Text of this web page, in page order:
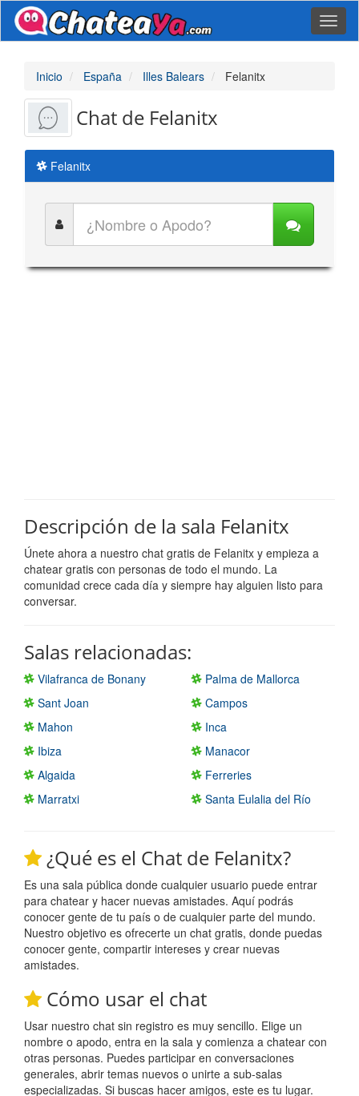
Inicio España Illes Balears Felanitx
Chat de Felanitx
Felanitx
Descripción de la sala Felanitx
Únete ahora a nuestro chat gratis de Felanitx y empieza a
chatear gratis con personas de todo el mundo. La
comunidad crece cada día y siempre hay alguien listo para
conversar.
Salas relacionadas:
Vilafranca de Bonany
Palma de Mallorca
Sant Joan
Campos
Mahon
Inca
Ibiza
Manacor
Algaida
Ferreries
Marratxi
Santa Eulalia del Río
¿Qué es el Chat de Felanitx?
Es una sala pública donde cualquier usuario puede entrar
para chatear y hacer nuevas amistades. Aquí podrás
conocer gente de tu país o de cualquier parte del mundo.
Nuestro objetivo es ofrecerte un chat gratis, donde puedas
conocer gente, compartir intereses y crear nuevas
amistades.
Cómo usar el chat
Usar nuestro chat sin registro es muy sencillo. Elige un
nombre o apodo, entra en la sala y comienza a chatear con
otras personas. Puedes participar en conversaciones
generales, abrir temas nuevos o unirte a sub-salas
especializadas. Si buscas hacer amigos, este es tu lugar.